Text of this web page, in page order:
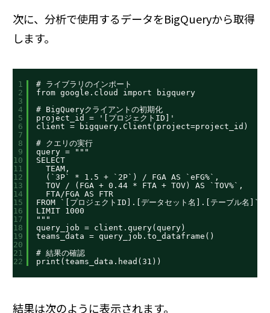
次に、分析で使用するデータをBigQueryから取得
します。
1
2
3
4
5
6
7
8
9
10
11
12
13
14
15
16
17
18
19
20
21
22
# ライブラリのインポート
from google.cloud import bigquery
# BigQueryクライアントの初期化
project_id = '[プロジェクトID]'
client = bigquery.Client(project=project_id)
# クエリの実行
query = """
SELECT
TEAM,
(`3P` * 1.5 + `2P`) / FGA AS `eFG%`,
TOV / (FGA + 0.44 * FTA + TOV) AS `TOV%`,
FTA/FGA AS FTR
FROM `[プロジェクトID].[データセット名].[テーブル名]`
LIMIT 1000
"""
query_job = client.query(query)
teams_data = query_job.to_dataframe()
# 結果の確認
print(teams_data.head(31))
結果は次のように表示されます。